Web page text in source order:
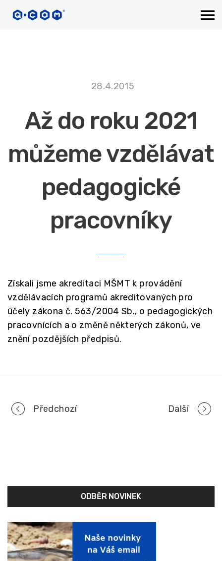
28.4.2015
Až do roku 2021
můžeme vzdělávat
pedagogické
pracovníky
Získali jsme akreditaci MŠMT k provádění
vzdělávacích programů akreditovaných pro
účely zákona č. 563/2004 Sb., o pedagogických
pracovnících a o změně některých zákonů, ve
znění pozdějších předpisů.
Portfolio
Předchozí Další
ODBĚR NOVINEK